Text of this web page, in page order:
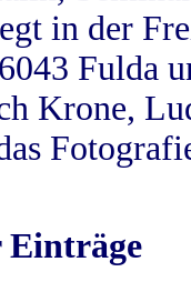
in der
Fulda
Krone,
Einträge